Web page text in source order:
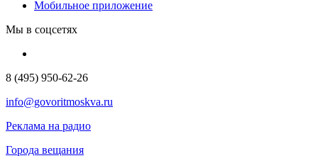
Мобильное приложение
Мы в соцсетях
8 (495) 950-62-26
info@govoritmoskva.ru
Реклама на радио
Города вещания